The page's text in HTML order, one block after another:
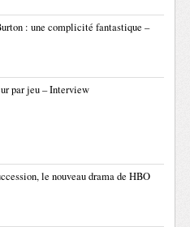
: une complicité fantastique –
par jeu – Interview
le nouveau drama de HBO